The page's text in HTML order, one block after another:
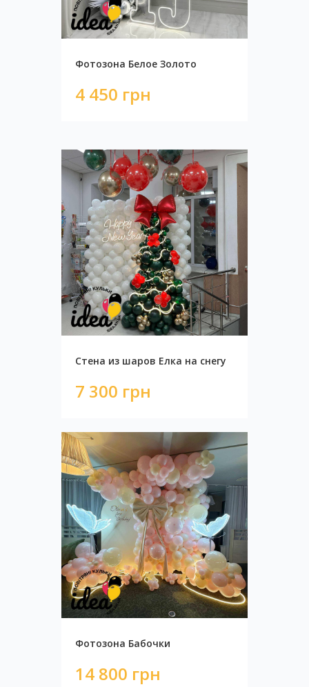
Vip фотозона черно-серебрянная
40 200 грн
Фотозона Белое Золото
4 450 грн
Стена из шаров Елка на снегу
7 300 грн
Фотозона Бабочки
14 800 грн